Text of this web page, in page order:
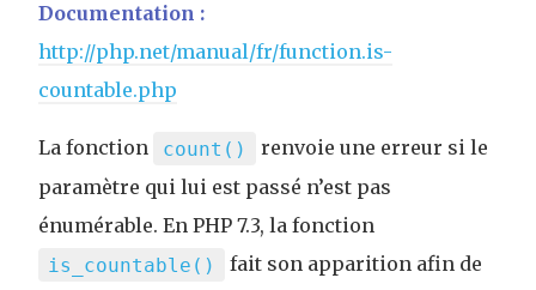
Documentation :
http://php.net/manual/fr/function.is-
countable.php
La fonction count()
renvoie une erreur si le
paramètre qui lui est passé n’est pas
énumérable. En PHP 7.3, la fonction
is_countable()
fait son apparition afin de